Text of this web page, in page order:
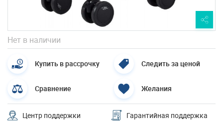
Нет в наличии
Купить в рассрочку Следить за ценой
Сравнение Желания
Центр поддержки
Гарантийная поддержка